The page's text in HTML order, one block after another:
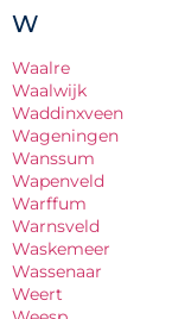
W
Waalre
Waalwijk
Waddinxveen
Wageningen
Wanssum
Wapenveld
Warffum
Warnsveld
Waskemeer
Wassenaar
Weert